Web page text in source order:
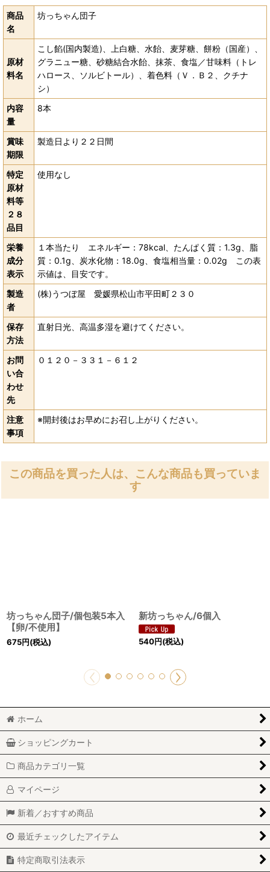
商品
名
坊っちゃん団子
原材
料名
こし餡(国内製造)、上白糖、水飴、麦芽糖、餅粉（国産）、
グラニュー糖、砂糖結合水飴、抹茶、食塩／甘味料（トレ
ハロース、ソルビトール）、着色料（Ｖ．Ｂ２、クチナ
シ）
内容
量
8本
賞味
期限
製造日より２２日間
特定
原材
料等
２８
品目
使用なし
栄養
成分
表示
１本当たり エネルギー：78kcal、たんぱく質：1.3g、脂
質：0.1g、炭水化物：18.0g、食塩相当量：0.02g この表
示値は、目安です。
製造
者
(株)うつぼ屋 愛媛県松山市平田町２３０
保存
方法
直射日光、高温多湿を避けてください。
お問
い合
わせ
先
０１２０－３３１－６１２
注意
事項
※開封後はお早めにお召し上がりください。
この商品を買った人は、こんな商品も買っていま
す
坊っちゃん団子/個包装5本入
【卵/不使用】
675円(税込)
新坊っちゃん/6個入
540円(税込)
ホーム
ショッピングカート
商品カテゴリ一覧
マイページ
新着／おすすめ商品
最近チェックしたアイテム
特定商取引法表示